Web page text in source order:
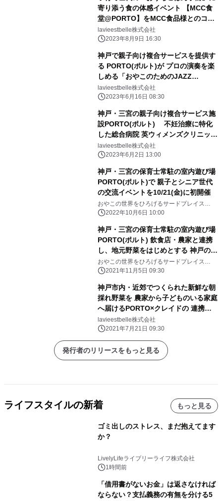
寄り添う食の体感イベント 【MCC食
堂@PORTO】をMCC食品様とのコラ
ボで8/18より開催
lavieestbelle株式会社
2023年8月9日 16:30
神戸で親子向け複合サービスを提供す
る PORTO(ポルト)が プロの演奏を楽
しめる「おやこのためのJAZZ
CONCERT」を 100BANホールで7月8
日(土)に開催
lavieestbelle株式会社
2023年6月16日 08:30
神戸・三宮の親子向け複合サービス施
設PORTO(ポルト) 不妊治療に特化
した総合病院 英ウィメンズクリニック
と提携し 通院する方のお子さん向け
一時保育サービスの優待価格での提供
lavieestbelle株式会社
2023年6月2日 13:00
神戸・三宮の保育士常駐の室内遊び場
PORTO(ポルト)で 親子とシニア世代
の交流イベントを10/21(金)に初開催
おやこの世界をひろげるサードプレイス
PORTO 〈運営〉lavieestbelle株式会社
2022年10月6日 10:00
神戸・三宮の保育士常駐の室内遊び場
PORTO(ポルト) 飲食店・農家と連携
し、地元野菜をはじめとする 神戸の
「食」の魅力を楽しむイベント
「PORTO MARCHE 収穫祭」を
おやこの世界をひろげるサードプレイス
PORTO 〈運営〉lavieestbelle株式会社
2021年11月5日 09:30
神戸市内・近郊でつくられた新鮮な朝
採れ野菜を 農家から子どものいる家庭
へ届けるPORTO×クレイドの 連携サ
ービス「PORTO MARCHE」をスター
ト
lavieestbelle株式会社
2021年7月21日 09:30
発行者のリリースをもっと見る
ライフスタイルの新着 もっと見る
ゴミ出しのストレス、まだ抱えてます
か？
LivelyLifeライブリーライフ株式会社
1時間前
「借用書がないお金」は返さなければ
ならない？支払義務の有無を分ける5